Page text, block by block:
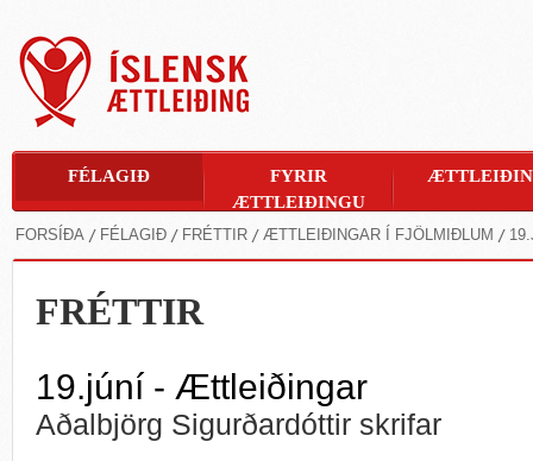
FORSÍÐA FÉLAGIÐ FRÉTTIR ÆTTLEIÐINGAR Í FJÖLMIÐLUM
FRÉTTIR
19.júní - Ættleiðingar
Aðalbjörg Sigurðardóttir skrifar
FÉLAGIÐ
FYRIR
ÆTTLEIÐINGU